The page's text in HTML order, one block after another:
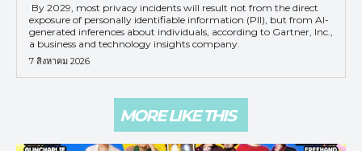
By 2029, most privacy incidents will result not from the direct
exposure of personally identifiable information (PII), but from AI-
generated inferences about individuals, according to Gartner, Inc.,
a business and technology insights company.
7 สิงหาคม 2026
MORE LIKE THIS